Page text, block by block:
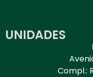
UNIDADES
Compl.: